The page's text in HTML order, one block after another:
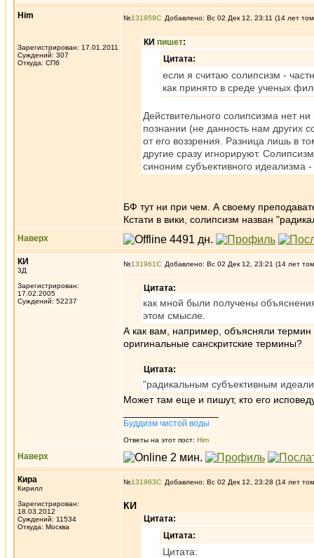
Him
Зарегистрирован: 17.01.2011
Суждений: 307
Откуда: СПб
№131959 Добавлено: Вс 02 Дек 12, 23:11 (14 лет
КИ пишет:
Цитата:
если я считаю солипсизм -
как принято в среде ученых
Действительного солипсизма нет
познании (не данность нам других
от его воззрения. Разница лишь в
другие сразу игнорируют.
синоним субъективного идеализма
БФ тут ни при чем. А своему
Кстати в вики, солипсизм назван
Наверх
КИ
3Д
Зарегистрирован:
17.02.2005
Суждений: 52237
№131961 Добавлено: Вс 02 Дек 12, 23:21 (14 лет
Цитата:
как мной были получены
этом смысле.
А как вам, например, объясняли термин
оригинальные санскритские термины?
Цитата:
"радикальным субъективным
Может там еще и пишут, кто его
Буддизм чистой воды
Ответы на этот пост: Him
Наверх
Кира
Кирилл
Зарегистрирован:
18.03.2012
Суждений: 11534
Откуда: Москва
№131963 Добавлено: Вс 02 Дек 12, 23:28 (14 лет
КИ
Цитата:
Цитата:
Цитата: